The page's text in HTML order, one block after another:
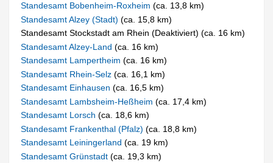
Standesamt Bobenheim-Roxheim(ca. 13,8 km)
Standesamt Alzey (Stadt)(ca. 15,8 km)
Standesamt Stockstadt am Rhein (Deaktiviert) (ca. 16 km)
Standesamt Alzey-Land(ca. 16 km)
Standesamt Lampertheim(ca. 16 km)
Standesamt Rhein-Selz(ca. 16,1 km)
Standesamt Einhausen(ca. 16,5 km)
Standesamt Lambsheim-Heßheim(ca. 17,4 km)
Standesamt Lorsch(ca. 18,6 km)
Standesamt Frankenthal (Pfalz)(ca. 18,8 km)
Standesamt Leiningerland(ca. 19 km)
Standesamt Grünstadt(ca. 19,3 km)